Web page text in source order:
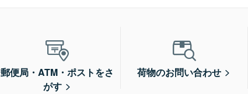
郵便局・ATM・ポストをさ
がす
荷物のお問い合わせ